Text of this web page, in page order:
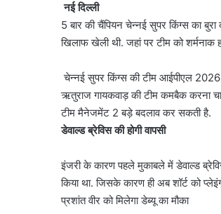
नई दिल्ली
5 बार की चैंपियन चेन्नई सुपर किंग्स का
खिलाफ खेली थी. जहां पर टीम को
चेन्नई सुपर किंग्स की टीम आईपीएल
ऋतुराज गायकवाड़ की टीम कमबैक करना
टीम मैनेजमेंट 2 बड़े बदलाव कर सकती है.
डेवाल्ड ब्रेविस की होगी वापसी
इंजरी के कारण पहले मुकाबले में डेवाल्ड
किया था. जिसके कारण ही अब शॉर्ट को
प्रशांत वीर को मिलेगा डेब्यू का मौका